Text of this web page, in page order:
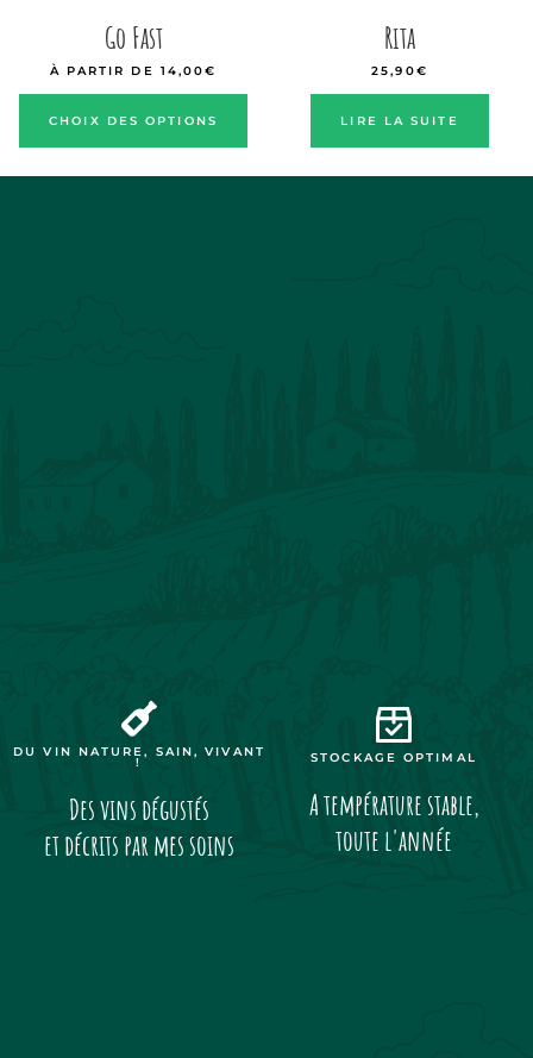
Go Fast
À PARTIR DE 14,00€
CHOIX DES OPTIONS
Rita
25,90€
LIRE LA SUITE
DU VIN NATURE, SAIN, VIVANT
!
Des vins dégustés
et décrits par mes soins
STOCKAGE OPTIMAL
A température stable,
toute l'année